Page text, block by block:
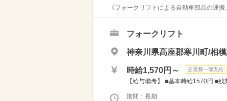
《フォークリフトによる自動車部品の運
フォークリフト
神奈川県高座郡寒川町/相
時給1,570円～ 交通費一部支給
【給与備考】 ■基本時給1570円 ■
期間：長期